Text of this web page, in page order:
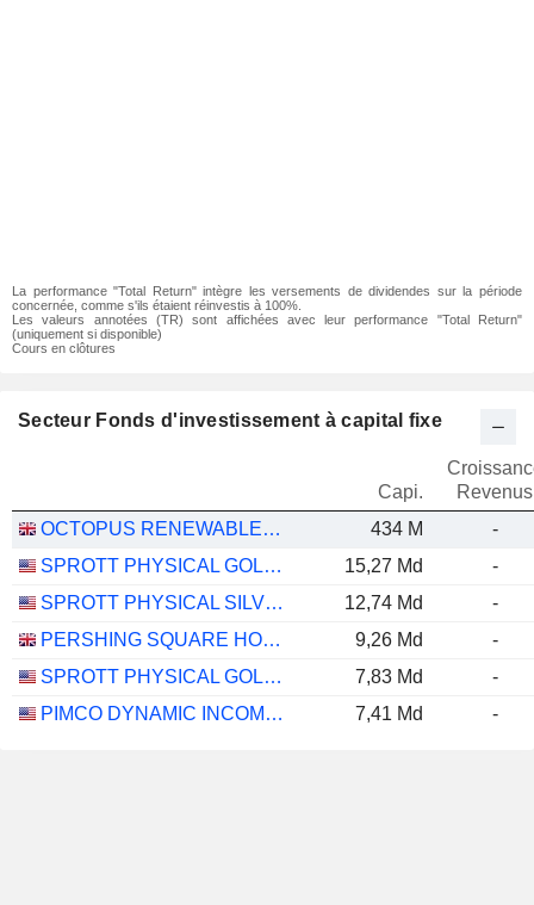
La performance "Total Return" intègre les versements de dividendes sur la période
concernée, comme s'ils étaient réinvestis à 100%.
Les valeurs annotées (TR) sont affichées avec leur performance "Total Return"
(uniquement si disponible)
Cours en clôtures
Secteur Fonds d'investissement à capital fixe
Capi.
Revenus
OCTOPUS RENEWABLES INFRASTRUCTURE TRUST PLC
434 M
-
SPROTT PHYSICAL GOLD TRUST
15,27 Md
-
SPROTT PHYSICAL SILVER TRUST
12,74 Md
-
PERSHING SQUARE HOLDINGS, LTD.
9,26 Md
-
SPROTT PHYSICAL GOLD AND SILVER TRUST
7,83 Md
-
PIMCO DYNAMIC INCOME FUND
7,41 Md -